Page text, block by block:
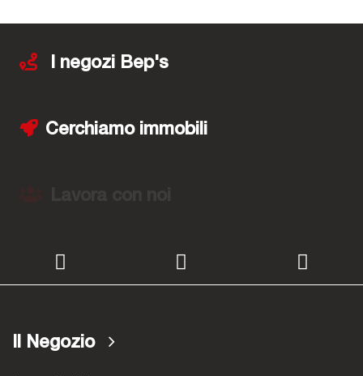
I negozi Bep's
Cerchiamo immobili
Il Negozio